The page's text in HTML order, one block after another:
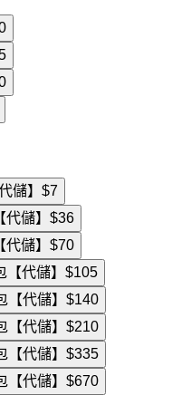
儲】 $7
儲】 $36
儲】 $70
代儲】 $105
代儲】 $140
代儲】 $210
代儲】 $335
代儲】 $670